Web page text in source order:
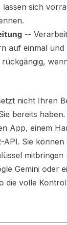
sich
--
auf einmal und
nicht Ihren
bereits
App, einem
API. Sie
mitbringen
Gemini oder
die volle